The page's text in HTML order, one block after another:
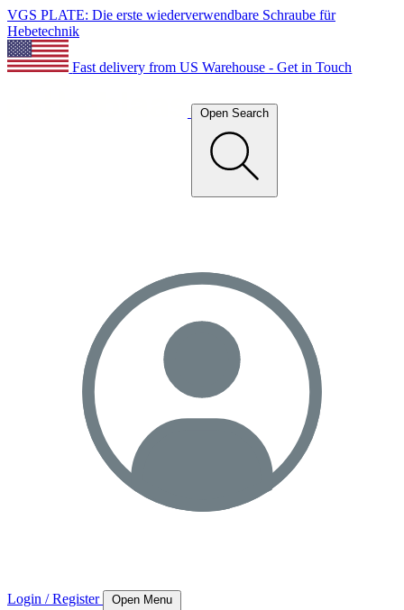
VGS PLATE: Die erste wiederverwendbare Schraube für
Hebetechnik
Fast delivery from US Warehouse - Get in Touch
Open Search
Login / Register Open Menu